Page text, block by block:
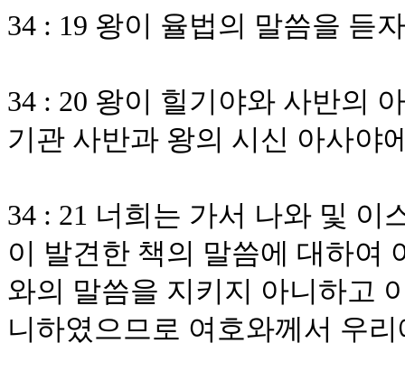
34 : 19 왕이 율법의 말씀을 듣
34 : 20 왕이 힐기야와 사반의
기관 사반과 왕의 시신 아사야
34 : 21 너희는 가서 나와 및 이
이 발견한 책의 말씀에 대하여
와의 말씀을 지키지 아니하고
니하였으므로 여호와께서 우